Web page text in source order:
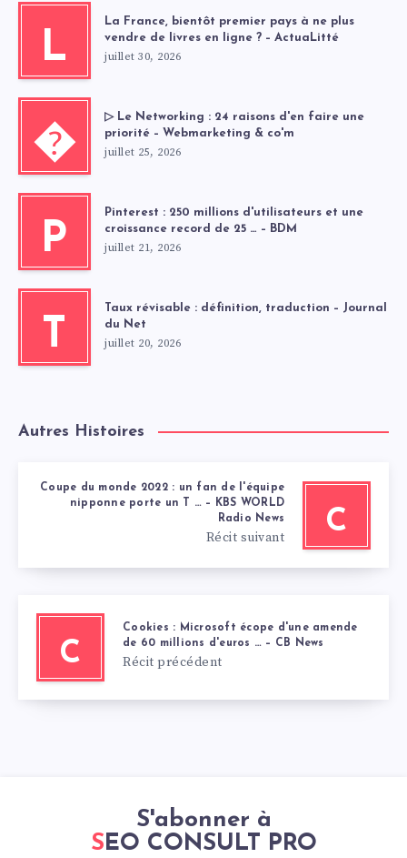
L
La France, bientôt premier pays à ne plus
vendre de livres en ligne ? – ActuaLitté
juillet 30, 2026
�
▷ Le Networking : 24 raisons d'en faire une
priorité – Webmarketing & co'm
juillet 25, 2026
P
Pinterest : 250 millions d'utilisateurs et une
croissance record de 25 … – BDM
juillet 21, 2026
T
Taux révisable : définition, traduction – Journal
du Net
juillet 20, 2026
Autres Histoires
C
Coupe du monde 2022 : un fan de l'équipe
nipponne porte un T … – KBS WORLD
Radio News
Récit suivant
C
Cookies : Microsoft écope d'une amende
de 60 millions d'euros … – CB News
Récit précédent
S'abonner à
SEO CONSULT PRO